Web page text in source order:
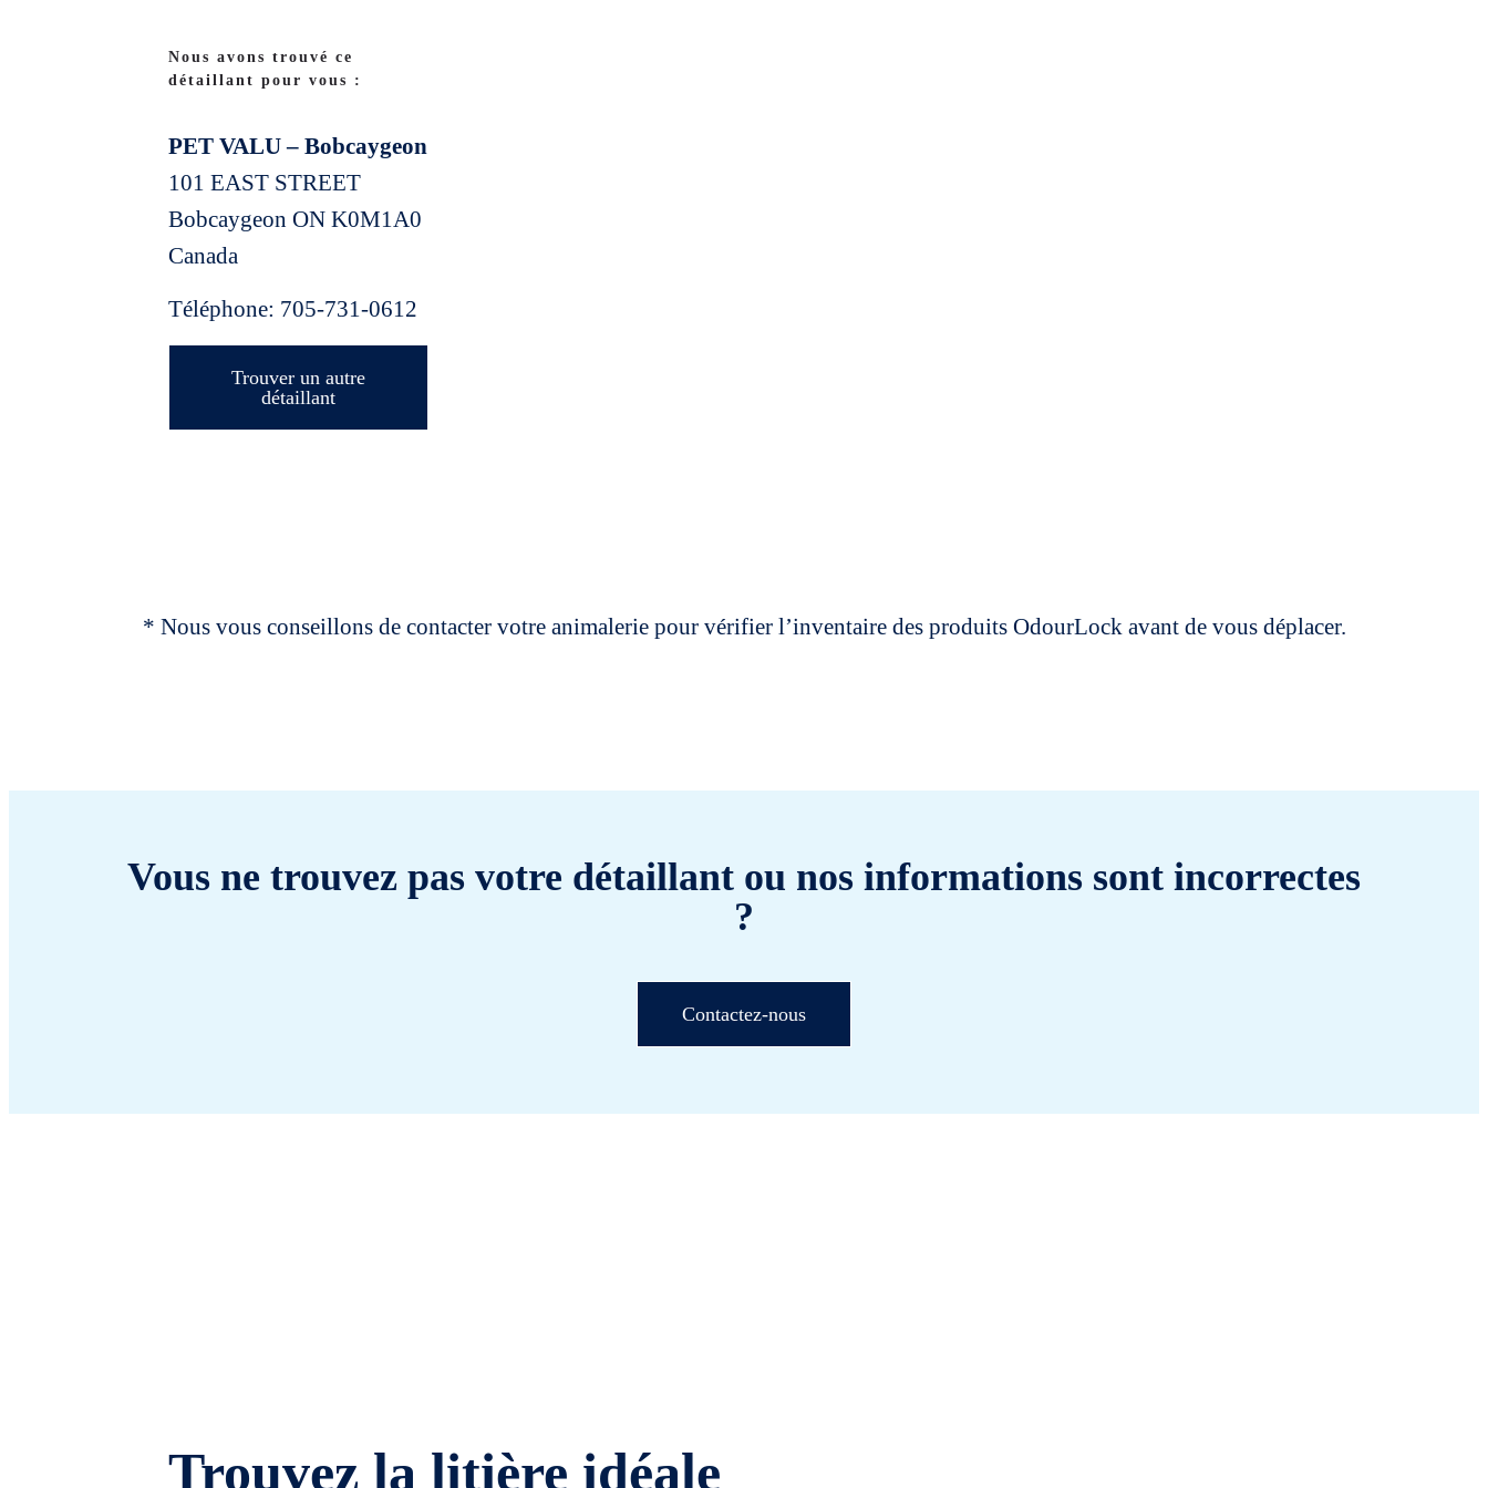
Nous avons trouvé ce
détaillant pour vous :
PET VALU – Bobcaygeon
101 EAST STREET
Bobcaygeon ON K0M1A0
Canada
Téléphone: 705-731-0612
Trouver un autre
détaillant
* Nous vous conseillons de contacter votre animalerie pour vérifier l’inventaire des produits OdourLock avant de vous déplacer.
Vous ne trouvez pas votre détaillant ou nos informations sont incorrectes
?
Contactez-nous
Trouvez la litière idéale